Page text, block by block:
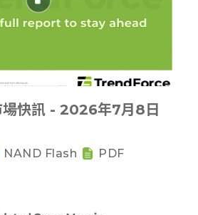
快訊 - 2026年7月8日
NAND Flash PDF